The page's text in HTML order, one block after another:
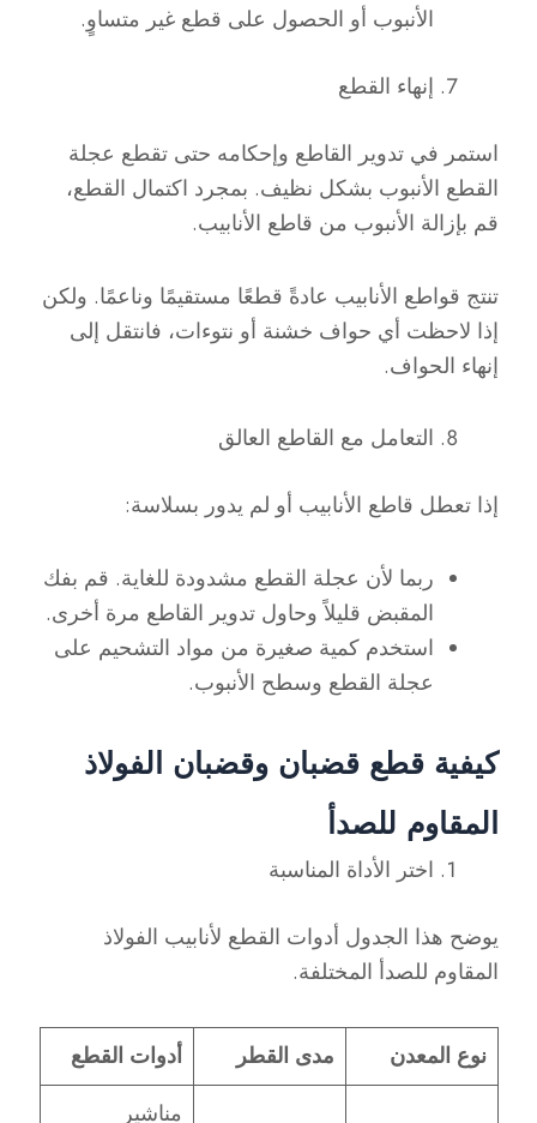
الأنبوب أو الحصول على قطع غير متساوٍ.
إنهاء القطع
استمر في تدوير القاطع وإحكامه حتى تقطع عجلة
القطع الأنبوب بشكل نظيف. بمجرد اكتمال القطع،
قم بإزالة الأنبوب من قاطع الأنابيب.
تنتج قواطع الأنابيب عادةً قطعًا مستقيمًا وناعمًا. ولكن
إذا لاحظت أي حواف خشنة أو نتوءات، فانتقل إلى
إنهاء الحواف.
التعامل مع القاطع العالق
إذا تعطل قاطع الأنابيب أو لم يدور بسلاسة:
ربما لأن عجلة القطع مشدودة للغاية. قم بفك
المقبض قليلاً وحاول تدوير القاطع مرة أخرى.
استخدم كمية صغيرة من مواد التشحيم على
عجلة القطع وسطح الأنبوب.
كيفية قطع قضبان وقضبان الفولاذ
المقاوم للصدأ
اختر الأداة المناسبة
يوضح هذا الجدول أدوات القطع لأنابيب الفولاذ
المقاوم للصدأ المختلفة.
نوع المعدن مدى القطر أدوات القطع
مناشير